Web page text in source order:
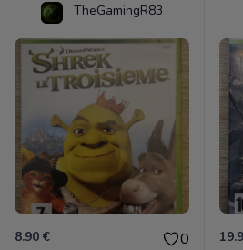
TheGamingR83
8.90 € 0